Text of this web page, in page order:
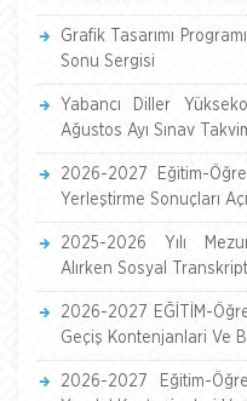
Grafik Tasarımı
Sonu Sergisi
Yabancı Diller
Ağustos Ayı Sınav
2026-2027 Eğitim-
Yerleştirme Sonuçları
2025-2026 Yılı
Alırken Sosyal
2026-2027 EĞİTİM-
Geçiş Kontenjanlari Ve
2026-2027 Eğitim-